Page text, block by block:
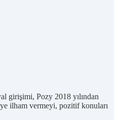
girişimi, Pozy 2018 yılından
ilham vermeyi, pozitif konuları